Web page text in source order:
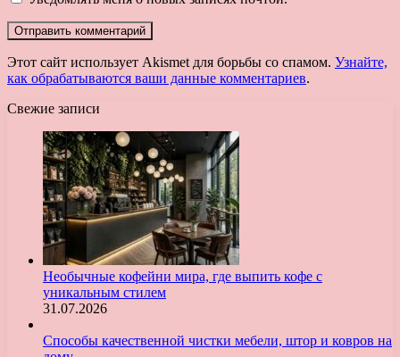
Этот сайт использует Akismet для борьбы со спамом. Узнайте,
как обрабатываются ваши данные комментариев.
Свежие записи
Необычные кофейни мира, где выпить кофе с
уникальным стилем
31.07.2026
Способы качественной чистки мебели, штор и ковров на